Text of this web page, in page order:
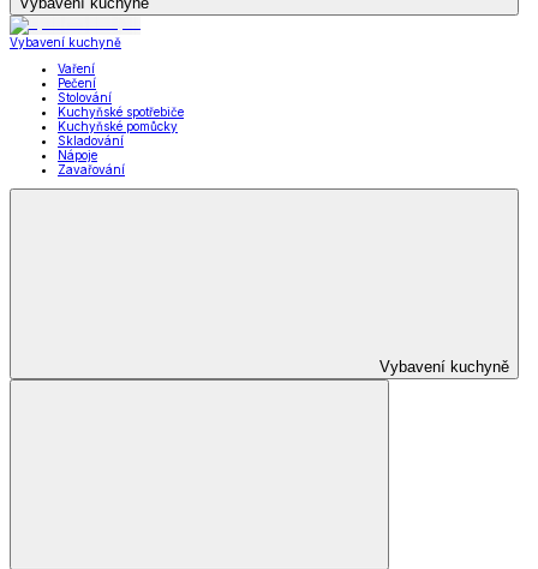
Vybavení kuchyně
Vaření
Pečení
Stolování
Kuchyňské spotřebiče
Kuchyňské pomůcky
Skladování
Nápoje
Zavařování
Vybavení kuchyně